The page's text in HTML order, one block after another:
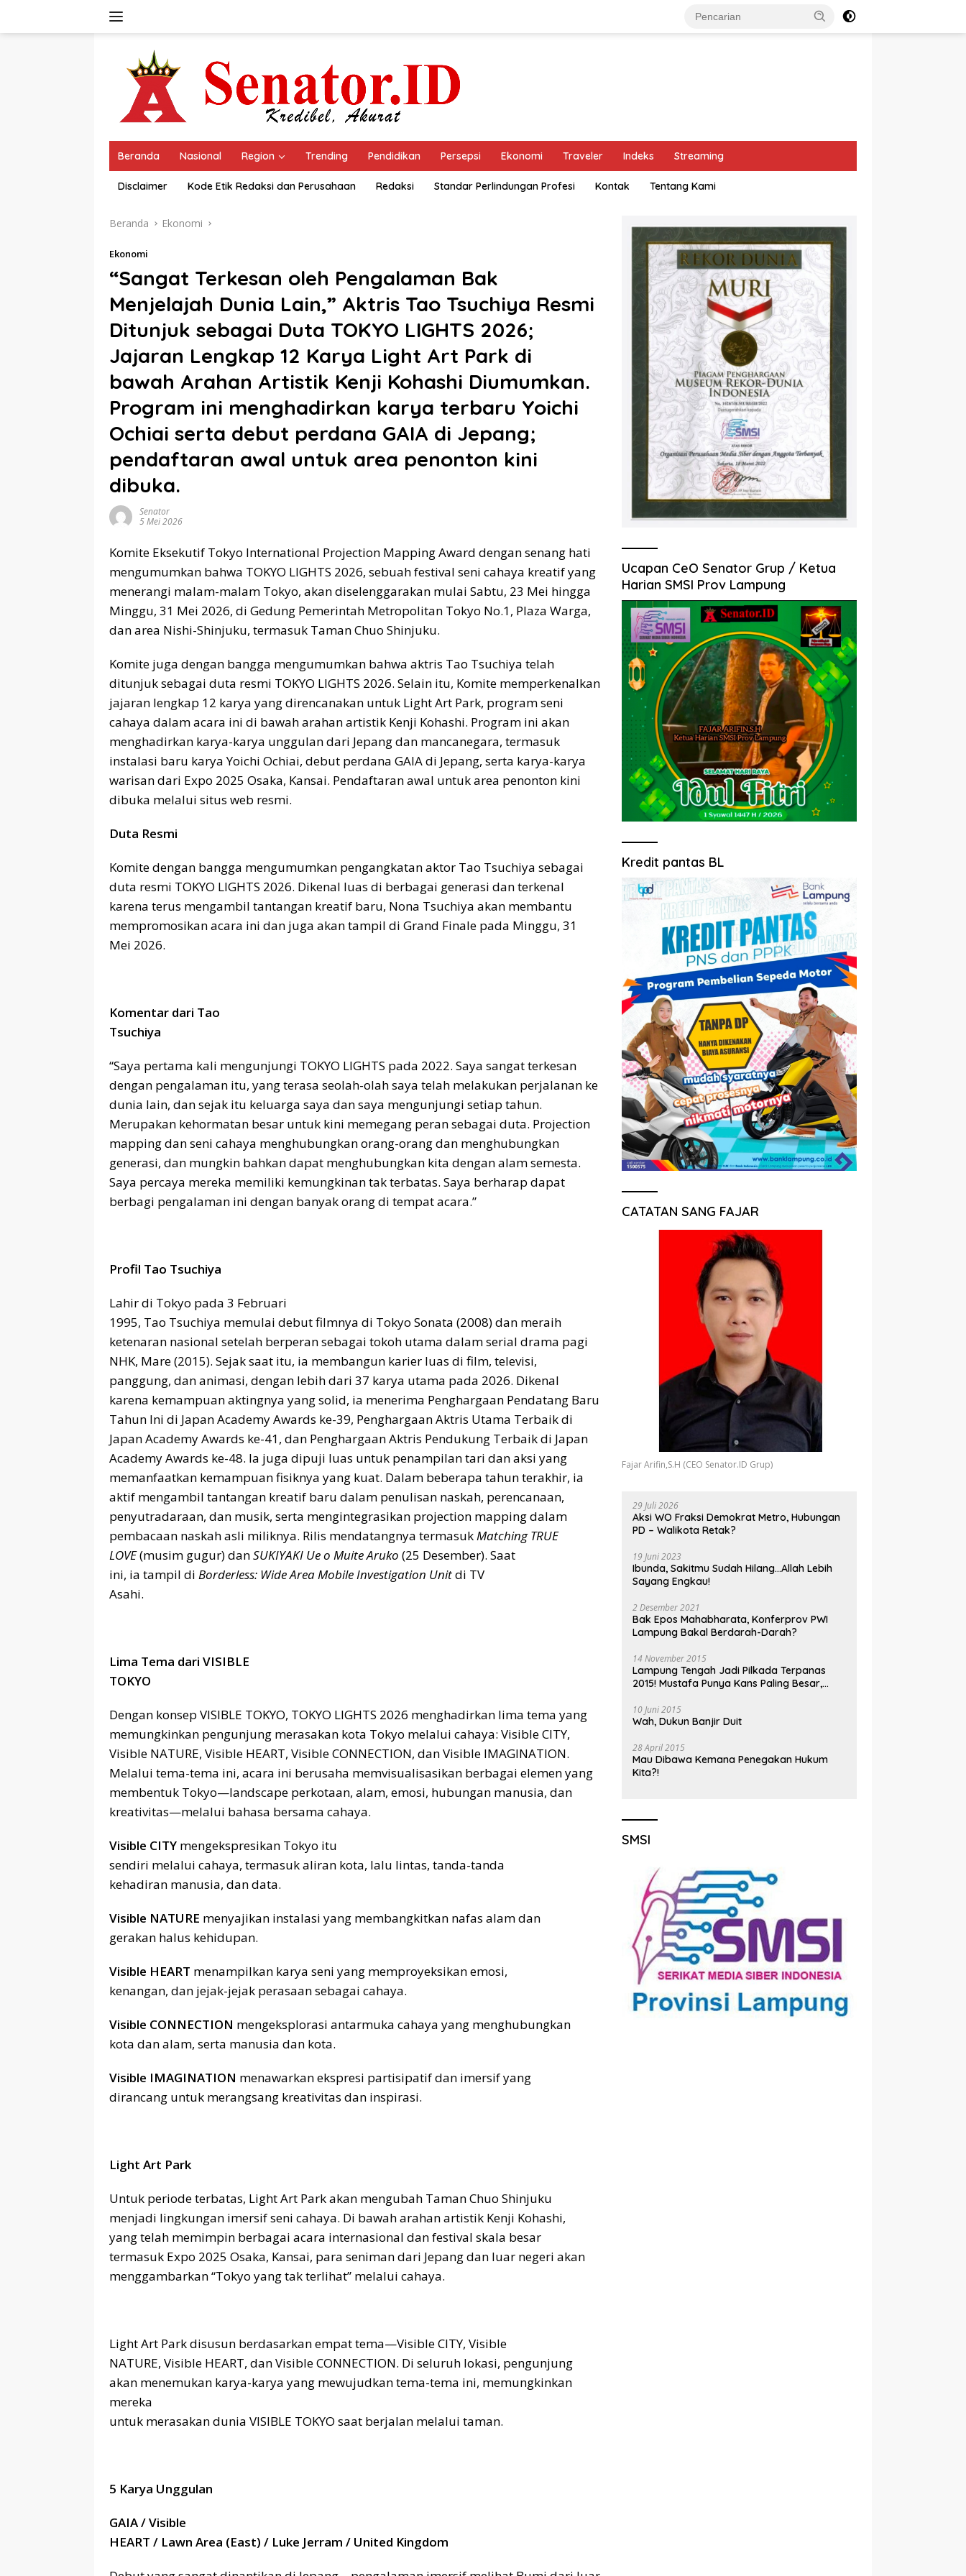
Beranda Nasional Region Trending Pendidikan Persepsi Ekonomi Traveler Indeks Streaming
Disclaimer Kode Etik Redaksi dan Perusahaan Redaksi Standar Perlindungan Profesi Kontak Tentang Kami
Beranda Ekonomi
Ekonomi
“Sangat Terkesan oleh Pengalaman Bak
Menjelajah Dunia Lain,” Aktris Tao Tsuchiya Resmi
Ditunjuk sebagai Duta TOKYO LIGHTS 2026;
Jajaran Lengkap 12 Karya Light Art Park di
bawah Arahan Artistik Kenji Kohashi Diumumkan.
Program ini menghadirkan karya terbaru Yoichi
Ochiai serta debut perdana GAIA di Jepang;
pendaftaran awal untuk area penonton kini
dibuka.
Senator
5 Mei 2026
Komite Eksekutif Tokyo International Projection Mapping Award dengan senang hati
mengumumkan bahwa TOKYO LIGHTS 2026, sebuah festival seni cahaya kreatif yang
menerangi malam-malam Tokyo, akan diselenggarakan mulai Sabtu, 23 Mei hingga
Minggu, 31 Mei 2026, di Gedung Pemerintah Metropolitan Tokyo No.1, Plaza Warga,
dan area Nishi-Shinjuku, termasuk Taman Chuo Shinjuku.
Komite juga dengan bangga mengumumkan bahwa aktris Tao Tsuchiya telah
ditunjuk sebagai duta resmi TOKYO LIGHTS 2026. Selain itu, Komite memperkenalkan
jajaran lengkap 12 karya yang direncanakan untuk Light Art Park, program seni
cahaya dalam acara ini di bawah arahan artistik Kenji Kohashi. Program ini akan
menghadirkan karya-karya unggulan dari Jepang dan mancanegara, termasuk
instalasi baru karya Yoichi Ochiai, debut perdana GAIA di Jepang, serta karya-karya
warisan dari Expo 2025 Osaka, Kansai. Pendaftaran awal untuk area penonton kini
dibuka melalui situs web resmi.
Duta Resmi
Komite dengan bangga mengumumkan pengangkatan aktor Tao Tsuchiya sebagai
duta resmi TOKYO LIGHTS 2026. Dikenal luas di berbagai generasi dan terkenal
karena terus mengambil tantangan kreatif baru, Nona Tsuchiya akan membantu
mempromosikan acara ini dan juga akan tampil di Grand Finale pada Minggu, 31
Mei 2026.
Komentar dari Tao
Tsuchiya
“Saya pertama kali mengunjungi TOKYO LIGHTS pada 2022. Saya sangat terkesan
dengan pengalaman itu, yang terasa seolah-olah saya telah melakukan perjalanan ke
dunia lain, dan sejak itu keluarga saya dan saya mengunjungi setiap tahun.
Merupakan kehormatan besar untuk kini memegang peran sebagai duta. Projection
mapping dan seni cahaya menghubungkan orang-orang dan menghubungkan
generasi, dan mungkin bahkan dapat menghubungkan kita dengan alam semesta.
Saya percaya mereka memiliki kemungkinan tak terbatas. Saya berharap dapat
berbagi pengalaman ini dengan banyak orang di tempat acara.”
Profil Tao Tsuchiya
Lahir di Tokyo pada 3 Februari
1995, Tao Tsuchiya memulai debut filmnya di Tokyo Sonata (2008) dan meraih
ketenaran nasional setelah berperan sebagai tokoh utama dalam serial drama pagi
NHK, Mare (2015). Sejak saat itu, ia membangun karier luas di film, televisi,
panggung, dan animasi, dengan lebih dari 37 karya utama pada 2026. Dikenal
karena kemampuan aktingnya yang solid, ia menerima Penghargaan Pendatang Baru
Tahun Ini di Japan Academy Awards ke-39, Penghargaan Aktris Utama Terbaik di
Japan Academy Awards ke-41, dan Penghargaan Aktris Pendukung Terbaik di Japan
Academy Awards ke-48. Ia juga dipuji luas untuk penampilan tari dan aksi yang
memanfaatkan kemampuan fisiknya yang kuat. Dalam beberapa tahun terakhir, ia
aktif mengambil tantangan kreatif baru dalam penulisan naskah, perencanaan,
penyutradaraan, dan musik, serta mengintegrasikan projection mapping dalam
pembacaan naskah asli miliknya. Rilis mendatangnya termasukMatching TRUE
LOVE(musim gugur) danSUKIYAKI Ue o Muite Aruko (25 Desember). Saat
ini, ia tampil di Borderless: Wide Area Mobile Investigation Unitdi TV
Asahi.
Lima Tema dari VISIBLE
TOKYO
Dengan konsep VISIBLE TOKYO, TOKYO LIGHTS 2026 menghadirkan lima tema yang
memungkinkan pengunjung merasakan kota Tokyo melalui cahaya: Visible CITY,
Visible NATURE, Visible HEART, Visible CONNECTION, dan Visible IMAGINATION.
Melalui tema-tema ini, acara ini berusaha memvisualisasikan berbagai elemen yang
membentuk Tokyo—landscape perkotaan, alam, emosi, hubungan manusia, dan
kreativitas—melalui bahasa bersama cahaya.
Visible CITY mengekspresikan Tokyo itu
sendiri melalui cahaya, termasuk aliran kota, lalu lintas, tanda-tanda
kehadiran manusia, dan data.
Visible NATURE menyajikan instalasi yang membangkitkan nafas alam dan
gerakan halus kehidupan.
Visible HEART menampilkan karya seni yang memproyeksikan emosi,
kenangan, dan jejak-jejak perasaan sebagai cahaya.
Visible CONNECTION mengeksplorasi antarmuka cahaya yang menghubungkan
kota dan alam, serta manusia dan kota.
Visible IMAGINATION menawarkan ekspresi partisipatif dan imersif yang
dirancang untuk merangsang kreativitas dan inspirasi.
Light Art Park
Untuk periode terbatas, Light Art Park akan mengubah Taman Chuo Shinjuku
menjadi lingkungan imersif seni cahaya. Di bawah arahan artistik Kenji Kohashi,
yang telah memimpin berbagai acara internasional dan festival skala besar
termasuk Expo 2025 Osaka, Kansai, para seniman dari Jepang dan luar negeri akan
menggambarkan “Tokyo yang tak terlihat” melalui cahaya.
Light Art Park disusun berdasarkan empat tema—Visible CITY, Visible
NATURE, Visible HEART, dan Visible CONNECTION. Di seluruh lokasi, pengunjung
akan menemukan karya-karya yang mewujudkan tema-tema ini, memungkinkan
mereka
untuk merasakan dunia VISIBLE TOKYO saat berjalan melalui taman.
5 Karya Unggulan
GAIA / Visible
HEART / Lawn Area (East) / Luke Jerram / United Kingdom
Ucapan CeO Senator Grup / Ketua
Harian SMSI Prov Lampung
Kredit pantas BL
CATATAN SANG FAJAR
Fajar Arifin,S.H (CEO Senator.ID Grup)
29 Juli 2026
Aksi WO Fraksi Demokrat Metro, Hubungan
PD – Walikota Retak?
19 Juni 2023
Ibunda, Sakitmu Sudah Hilang…Allah Lebih
Sayang Engkau!
2 Desember 2021
Bak Epos Mahabharata, Konferprov PWI
Lampung Bakal Berdarah-Darah?
14 November 2015
Lampung Tengah Jadi Pilkada Terpanas
2015! Mustafa Punya Kans Paling Besar,
10 Juni 2015
Wah, Dukun Banjir Duit
28 April 2015
Mau Dibawa Kemana Penegakan Hukum
Kita?!
SMSI